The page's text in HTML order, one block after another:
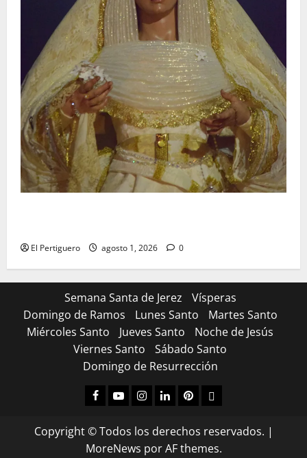
El Pertiguero agosto 1, 2026 0
Semana Santa de Jerez
Vísperas
Domingo de Ramos
Lunes Santo
Martes Santo
Miércoles Santo
Jueves Santo
Noche de Jesús
Viernes Santo
Sábado Santo
Domingo de Resurrección
Facebook
YoutubeInstagram
LinkedPinterestDribbble
Copyright © Todos los derechos reservados. |
MoreNews por AF themes.